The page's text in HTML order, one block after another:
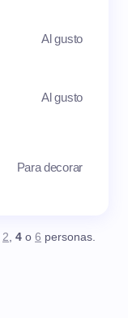
Al gusto
Al gusto
Para decorar
2, 4 o 6 personas.